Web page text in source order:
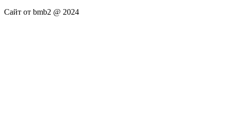
Сайт от bmb2 @ 2024